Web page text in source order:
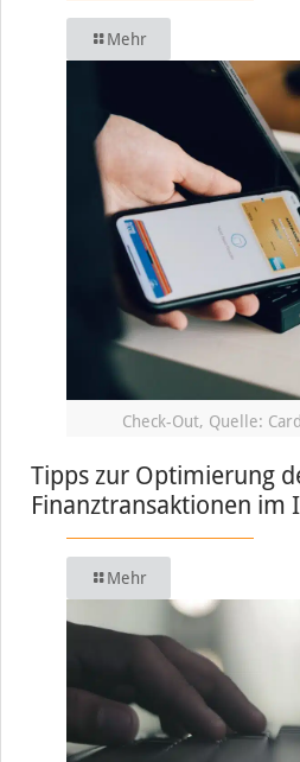
Mehr
Check-Out, Quelle:
Tipps zur Optimierung
Finanztransaktionen im
Mehr